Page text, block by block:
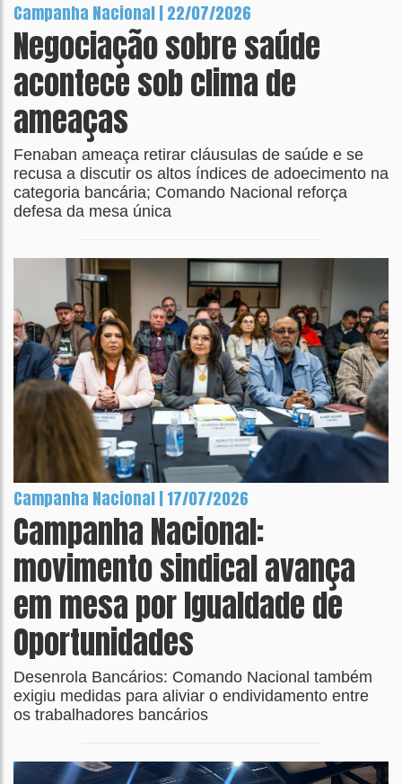
Campanha Nacional | 22/07/2026
Negociação sobre saúde
acontece sob clima de
ameaças
Fenaban ameaça retirar cláusulas de saúde e se
recusa a discutir os altos índices de adoecimento na
categoria bancária; Comando Nacional reforça
defesa da mesa única
Campanha Nacional | 17/07/2026
Campanha Nacional:
movimento sindical avança
em mesa por Igualdade de
Oportunidades
Desenrola Bancários: Comando Nacional também
exigiu medidas para aliviar o endividamento entre
os trabalhadores bancários